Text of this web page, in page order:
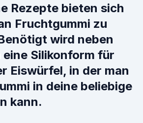
Rezepte bieten sich
Fruchtgummi zu
wird neben
Silikonform für
Eiswürfel, in der man
in deine beliebige
kann.